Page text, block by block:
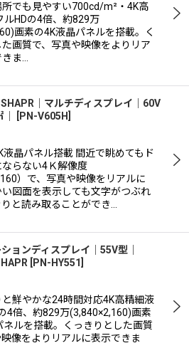
でも見やすい700cd/m²・4K高
ルHDの4倍、約829万
画素の4K液晶パネルを搭載。く
た画質で、写真や映像をよりリア
きま…
｜マルチディスプレイ｜60V
PN-V605H
晶パネル搭載 間近で眺めてもド
ならない4Ｋ解像度
）で、写真や映像をリアルに
図面を表示しても文字がつぶれ
と読み取ることができ…
ョンディスプレイ｜55V型｜
PN-HY551
鮮やかな24時間対応4K高精細液
4倍、約829万(3,840×2,160)画素
ネルを搭載。くっきりとした画質
像をよりリアルに表示できま